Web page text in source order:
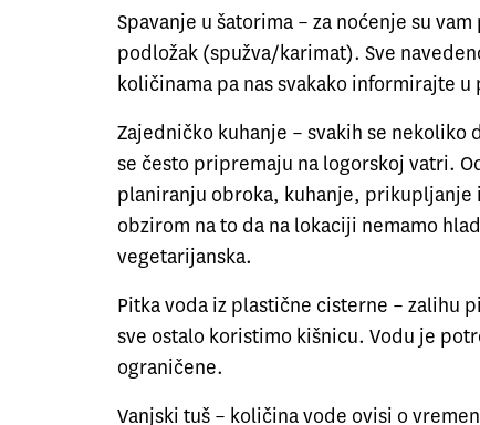
Spavanje u šatorima – za noćenje su
podložak (spužva/karimat). Sve
količinama pa nas svakako informirajte
Zajedničko kuhanje – svakih se
se često pripremaju na logorskoj vatri.
planiranju obroka, kuhanje, prikupljanje
obzirom na to da na lokaciji nemamo
vegetarijanska.
Pitka voda iz plastične cisterne – zalihu
sve ostalo koristimo kišnicu. Vodu je
ograničene.
Vanjski tuš – količina vode ovisi o